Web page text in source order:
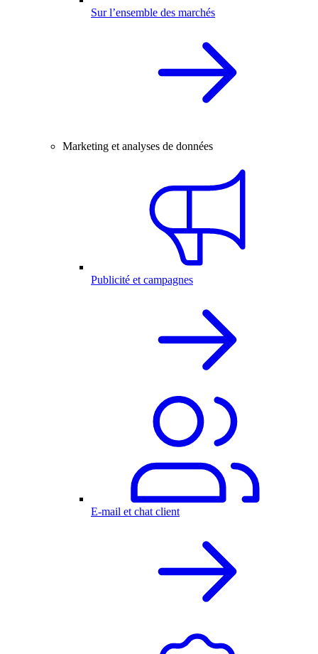
Sur l’ensemble des marchés
Marketing et analyses de données
Publicité et campagnes
E-mail et chat client